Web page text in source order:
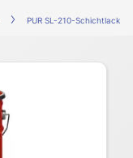
PUR SL-210-Schichtlack